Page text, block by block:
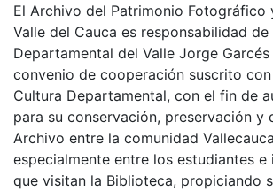
El Archivo del Patrimonio Fotográfico
Valle del Cauca es responsabilidad
Departamental del Valle Jorge
convenio de cooperación suscrito
Cultura Departamental, con el fin de
para su conservación, preservación y
Archivo entre la comunidad
especialmente entre los estudiantes e
que visitan la Biblioteca, propiciando